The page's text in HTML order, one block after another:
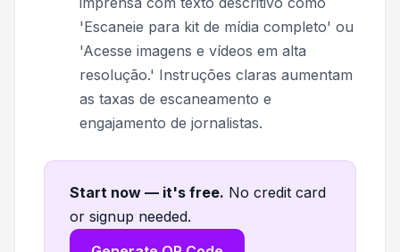
'Escaneie para kit de mídia completo' ou
'Acesse imagens e vídeos em alta
resolução.' Instruções claras aumentam
as taxas de escaneamento e
engajamento de jornalistas.
Start now — it's free. No credit card
or signup needed.